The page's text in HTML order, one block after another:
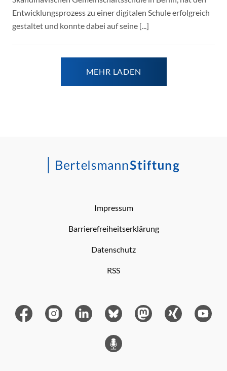
Entwicklungsprozess zu einer digitalen Schule erfolgreich
gestaltet und konnte dabei auf seine [...]
MEHR LADEN
Impressum
Barrierefreiheitserklärung
Datenschutz
RSS